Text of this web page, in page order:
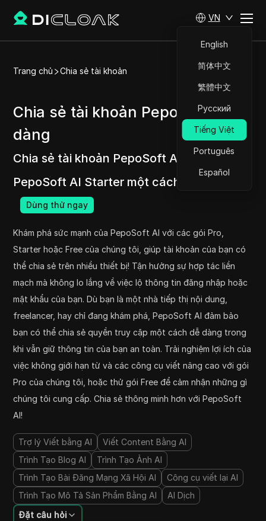
VN
English
简体中文
繁體中文
Русский
Tiếng Việt
Português
Español
Trang chủ Chia sẻ tài khoản
Chia sẻ tài khoản PepoSoft AI dễ
dàng
Chia sẻ tài khoản PepoSoft AI Pro và
PepoSoft AI Starter một cách dễ dàng.
Dùng thử ngay
Khám phá sức mạnh của PepoSoft AI với các gói Pro,
Starter hoặc Free của chúng tôi, giúp tài khoản của bạn có
thể chia sẻ trên nhiều thiết bị! Tận hưởng sự hợp tác liền
mạch mà không lo lắng về việc lộ thông tin đăng nhập hoặc
mật khẩu của bạn. Dù bạn là một nhà tiếp thị nội dung,
freelancer, hay chỉ đang khám phá, PepoSoft AI đảm bảo
bạn có thể chia sẻ quyền truy cập một cách dễ dàng trong
khi vẫn giữ thông tin của bạn an toàn. Trải nghiệm lợi ích của
việc không giới hạn từ và các công cụ viết nâng cao với gói
Pro của chúng tôi, hoặc thử gói Free để cảm nhận những gì
chúng tôi cung cấp. Chia sẻ thông minh hơn với PepoSoft
AI!
Trợ lý Viết bằng AI
Viết Content Bằng AI
Trình Tạo Blog AI
Trình Tạo Ảnh AI
Trình Tạo Bài Đăng Mạng Xã Hội AI
Công cụ viết lại AI
Trình Tạo Mô Tả Sản Phẩm Bằng AI
AI Dịch
Đặt câu hỏi